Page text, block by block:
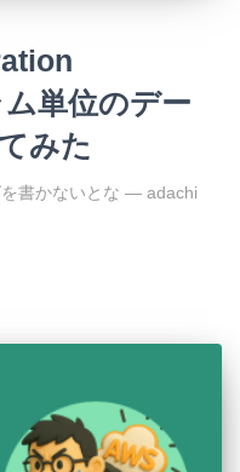
単位のデー
みた
書かないとな — adachi